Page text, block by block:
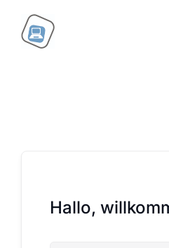
Inhalt
springen
Hallo,